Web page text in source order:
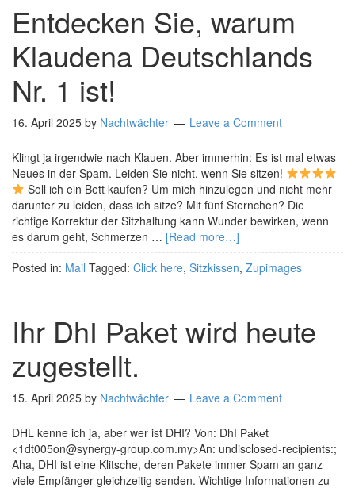
Entdecken Sie, warum
Klaudena Deutschlands
Nr. 1 ist!
16. April 2025 by Nachtwächter Leave a Comment
Klingt ja irgendwie nach Klauen. Aber immerhin: Es ist mal etwas
Neues in der Spam. Leiden Sie nicht, wenn Sie sitzen!
Soll ich ein Bett kaufen? Um mich hinzulegen und nicht mehr
darunter zu leiden, dass ich sitze? Mit fünf Sternchen? Die
richtige Korrektur der Sitzhaltung kann Wunder bewirken, wenn
es darum geht, Schmerzen … [Read more…]
Posted in: Mail Tagged: Click here, Sitzkissen, Zupimages
Ihr DhІ Раkеt wird heute
zugestellt.
15. April 2025 by Nachtwächter Leave a Comment
DHL kenne ich ja, aber wer ist DHI? Von: DhІ Раkеt
<1dt005on@synergy-group.com.my>An: undisclosed-recipients:;
Aha, DHI ist eine Klitsche, deren Pakete immer Spam an ganz
viele Empfänger gleichzeitig senden. Wichtige Informationen zu